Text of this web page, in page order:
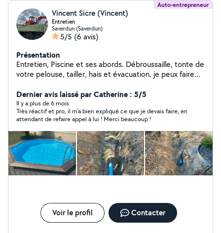
Auto-entrepreneur
Vincent Sicre (Vincent)
Entretien
Saverdun (Saverdun)
5/5 (6 avis)
Présentation
Entretien, Piscine et ses abords. Débroussaille, tonte de
votre pelouse, tailler, hais et évacuation. je peux faire
poids Lourds 6,4 poly benne. terrassement
aménagement de terre assainissement n'hésitez pas à
me contacter.
Dernier avis laissé par Catherine : 5/5
Il y a plus de 6 mois
Très réactif et pro, il m'a bien expliqué ce que je devais faire, en
attendant de refaire appel à lui ! Merci beaucoup !
Voir le profil Contacter